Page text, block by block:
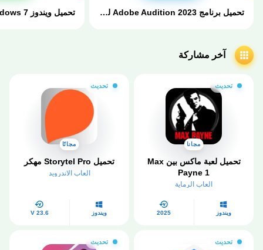
تحميل برنامج Adobe Audition 2023 للكمبيوتر كامل مفعل مجاناً
آخر مشاركة
تحديث
مجانا
تحميل لعبة ماكس بين Max
Payne 1
العاب الرماية
ويندوز 2025
تحديث
مجانًا
تحميل Storytel Pro مهكر
العاب الاندرويد
ويندوز V 23.6
تحديث تحديث